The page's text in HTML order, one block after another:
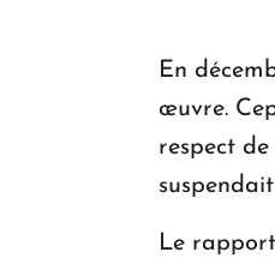
En
œuvre.
respect
Le